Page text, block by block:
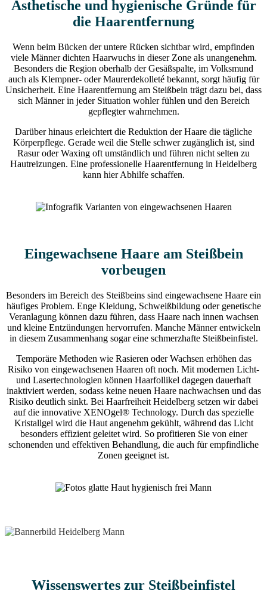
Ästhetische und hygienische Gründe für
die Haarentfernung
Wenn beim Bücken der untere Rücken sichtbar wird, empfinden
viele Männer dichten Haarwuchs in dieser Zone als unangenehm.
Besonders die Region oberhalb der Gesäßspalte, im Volksmund
auch als Klempner- oder Maurerdekolleté bekannt, sorgt häufig für
Unsicherheit. Eine Haarentfernung am Steißbein trägt dazu bei, dass
sich Männer in jeder Situation wohler fühlen und den Bereich
gepflegter wahrnehmen.
Darüber hinaus erleichtert die Reduktion der Haare die tägliche
Körperpflege. Gerade weil die Stelle schwer zugänglich ist, sind
Rasur oder Waxing oft umständlich und führen nicht selten zu
Hautreizungen. Eine professionelle Haarentfernung in Heidelberg
kann hier Abhilfe schaffen.
Eingewachsene Haare am Steißbein
vorbeugen
Besonders im Bereich des Steißbeins sind eingewachsene Haare ein
häufiges Problem. Enge Kleidung, Schweißbildung oder genetische
Veranlagung können dazu führen, dass Haare nach innen wachsen
und kleine Entzündungen hervorrufen. Manche Männer entwickeln
in diesem Zusammenhang sogar eine schmerzhafte Steißbeinfistel.
Temporäre Methoden wie Rasieren oder Wachsen erhöhen das
Risiko von eingewachsenen Haaren oft noch. Mit modernen Licht-
und Lasertechnologien können Haarfollikel dagegen dauerhaft
inaktiviert werden, sodass keine neuen Haare nachwachsen und das
Risiko deutlich sinkt. Bei Haarfreiheit Heidelberg setzen wir dabei
auf die innovative XENOgel® Technology. Durch das spezielle
Kristallgel wird die Haut angenehm gekühlt, während das Licht
besonders effizient geleitet wird. So profitieren Sie von einer
schonenden und effektiven Behandlung, die auch für empfindliche
Zonen geeignet ist.
Wissenswertes zur Steißbeinfistel